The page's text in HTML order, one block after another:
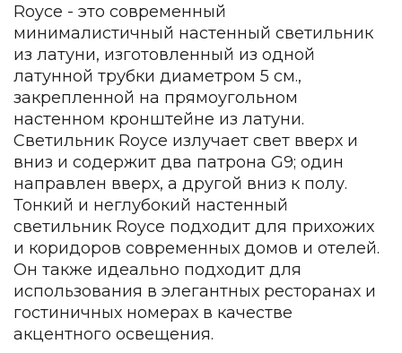
Для кухни
Предметы интерьера
Зеркала
Вентиляторы
Ковры
Зеленые стены
Дизайнерские кальяны
Подбор, производство и комплектация по вашему
Сантехника и инженерия
Дизайнерские ванны
Подбор, производство и комплектация по вашему
Отделка и ремонт
Стены
Акустические панели
Royce - это современный
минималистичный настенный светильник
из латуни, изготовленный из одной
латунной трубки диаметром 5 см.,
закрепленной на прямоугольном
настенном кронштейне из латуни.
Светильник Royce излучает свет вверх и
вниз и содержит два патрона G9; один
направлен вверх, а другой вниз к полу.
Тонкий и неглубокий настенный
светильник Royce подходит для прихожих
и коридоров современных домов и отелей.
Он также идеально подходит для
использования в элегантных ресторанах и
гостиничных номерах в качестве
акцентного освещения.